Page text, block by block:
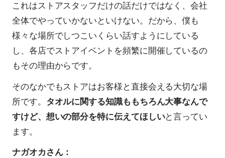
これはストアスタッフだけの話だけではなく、会社
全体でやっていかないといけない。だから、僕も
様々な場所でしつこいくらい話すようにしている
し、各店でストアイベントを頻繁に開催しているの
もその理由からです。
そのなかでもストアはお客様と直接会える大切な場
所です。 タオルに関する知識ももちろん大事なんで
すけど、想いの部分を特に伝えてほしいと言ってい
ます。
ナガオカさん：